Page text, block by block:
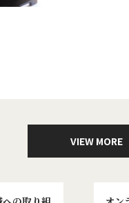
VIEW MORE